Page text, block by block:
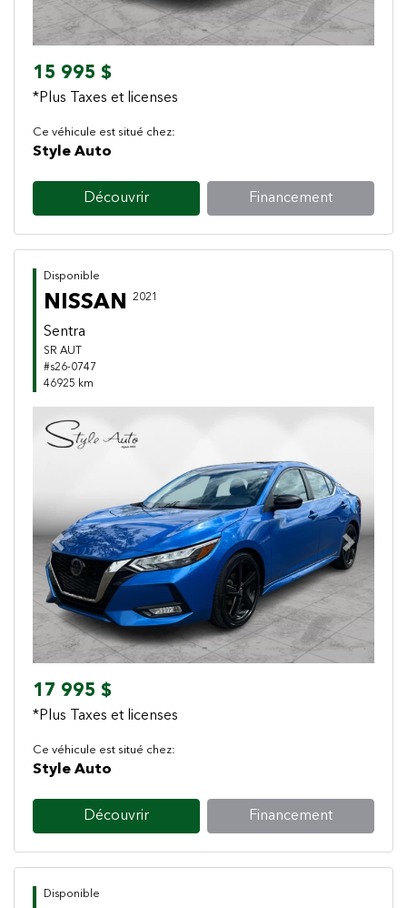
15 995 $
*Plus Taxes et licenses
Ce véhicule est situé chez:
Style Auto
Découvrir Financement
Disponible
NISSAN 2021
Sentra
SR AUT
#s26-0747
46925 km
Previous Next
17 995 $
*Plus Taxes et licenses
Ce véhicule est situé chez:
Style Auto
Découvrir Financement
Disponible